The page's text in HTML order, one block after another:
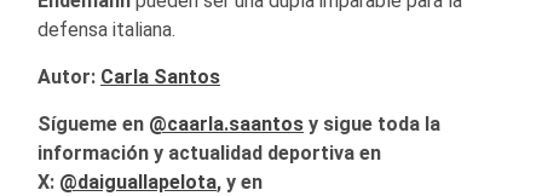
defensa italiana.
Autor: Carla Santos
Sígueme en @caarla.saantos y sigue toda la
información y actualidad deportiva en
X: @daiguallapelota, y en